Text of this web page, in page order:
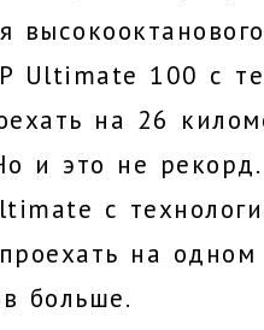
Ultimate 100 с
на 26
и это не
с
на
больше.